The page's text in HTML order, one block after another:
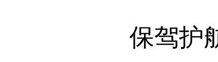
保驾护